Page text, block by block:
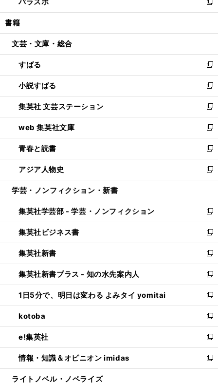
で
開
ド
ウ
開
ィ
ン
ウ
開
く
い
ウ
ン
ウ
で
開
く
新
し
ウ
ン
ド
ウ
で
開
く
書籍
文芸・文庫・総合
すばる
新
し
い
ウ
ィ
ン
ド
ウ
で
開
く
小説すばる
新
し
い
ウ
ィ
ン
ド
ウ
で
開
集英社 文芸ステーション
新
し
い
ウ
ィ
ン
ド
ウ
開
く
web 集英社文庫
新
し
い
ウ
ィ
ン
ウ
で
開
く
青春と読書
新
し
い
ウ
ン
ド
ウ
で
開
く
アジア人物史
新
し
ウ
ィ
ン
ド
ウ
で
開
く
学芸・ノンフィクション・新書
集英社学芸部 - 学芸・ノンフィクション
新
し
い
ウ
ィ
ン
ド
ウ
で
開
く
集英社ビジネス書
新
し
い
ウ
ィ
ン
ド
ウ
で
開
く
集英社新書
新
し
い
ウ
ィ
ン
ド
ウ
で
開
く
集英社新書プラス - 知の水先案内人
新
し
い
ウ
ィ
ン
ド
ウ
で
開
1日5分で、明日は変わる よみタイ yomitai
新
し
い
ウ
ィ
ン
ド
ウ
kotoba
新
し
い
ウ
ィ
ン
e!集英社
新
し
い
ウ
情報・知識＆オピニオン imidas
新
し
ライトノベル・ノベライズ